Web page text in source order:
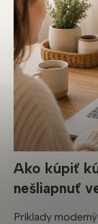
Ako kúpiť
nešliapnuť
Príklady